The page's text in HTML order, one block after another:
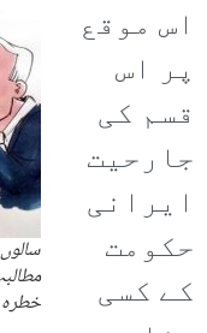
خطرہ
اس موقع
پر اس
قسم کی
جارحیت
ایرانی
حکومت
کے کسی